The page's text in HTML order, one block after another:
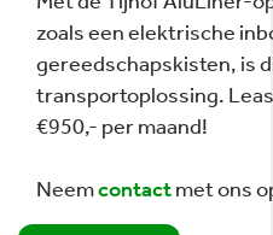
zoals een elektrische
gereedschapskisten, is
transportoplossing.
€950,- per maand!
Neemcontactmet ons